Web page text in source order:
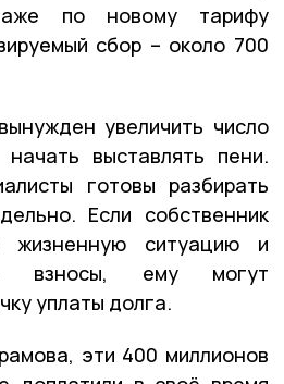
по новому тарифу
сбор – около 700
увеличить число
выставлять пени.
готовы разбирать
Если собственник
жизненную ситуацию и
взносы, ему могут
уплаты долга.
эти 400 миллионов